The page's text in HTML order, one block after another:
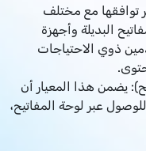
توافقها مع مختلف
البديلة وأجهزة
ذوي الاحتياجات
(لوحة المفاتيح): يضمن هذا المعيار أن
عبر لوحة المفاتيح،